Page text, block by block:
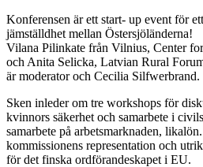
Konferensen är ett start- up event för
jämställdhet mellan Östersjöländerna!
Vilana Pilinkate från Vilnius, Center
och Anita Selicka, Latvian Rural
är moderator och Cecilia Silfwerbrand.
Sken inleder om tre workshops för
kvinnors säkerhet och samarbete i
samarbete på arbetsmarknaden,
kommissionens representation och
för det finska ordförandeskapet i EU.